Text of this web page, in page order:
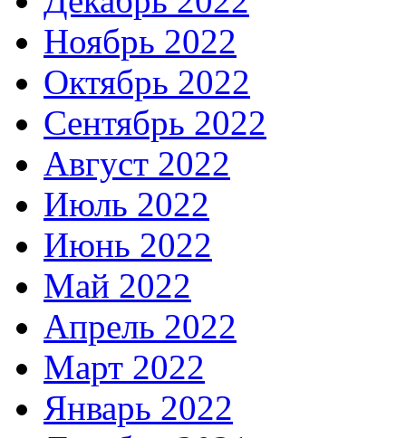
Ноябрь 2022
Октябрь 2022
Сентябрь 2022
Август 2022
Июль 2022
Июнь 2022
Май 2022
Апрель 2022
Март 2022
Январь 2022